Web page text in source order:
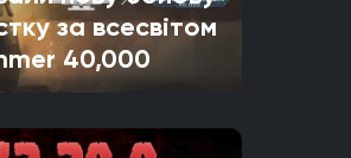
за всесвітом
40,000